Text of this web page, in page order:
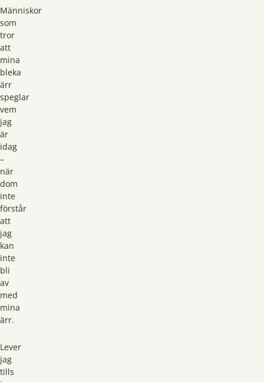
Människor
som
tror
att
mina
bleka
ärr
speglar
vem
jag
är
idag
–
när
dom
inte
förstår
att
jag
kan
inte
bli
av
med
mina
ärr.
Lever
jag
tills